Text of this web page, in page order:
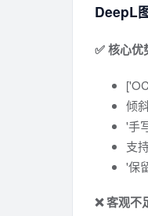
DeepL
✅ 核心优
倾
'手
支
'保
❌ 客观不